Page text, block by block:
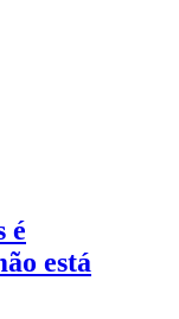
é
está